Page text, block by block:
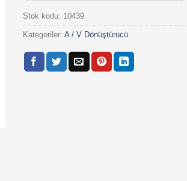
Stok kodu: 10439
Kategoriler: A / V Dönüştürücü